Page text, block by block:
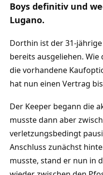
Boys definitiv und
Lugano.
Dorthin ist der 31-
bereits ausgeliehen.
die vorhandene
hat nun einen Vertrag
Der Keeper begann die
musste dann aber
verletzungsbedingt
Anschluss zunächst
musste, stand er nun in